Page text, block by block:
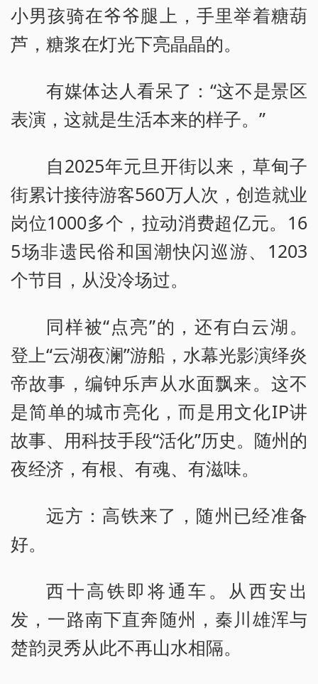
小男孩骑在爷爷腿上，手里举着糖葫
芦，糖浆在灯光下亮晶晶的。
有媒体达人看呆了：“这不是景区
表演，这就是生活本来的样子。”
自2025年元旦开街以来，草甸子
街累计接待游客560万人次，创造就业
岗位1000多个，拉动消费超亿元。16
5场非遗民俗和国潮快闪巡游、1203
个节目，从没冷场过。
同样被“点亮”的，还有白云湖。
登上“云湖夜澜”游船，水幕光影演绎炎
帝故事，编钟乐声从水面飘来。这不
是简单的城市亮化，而是用文化IP讲
故事、用科技手段“活化”历史。随州的
夜经济，有根、有魂、有滋味。
远方：高铁来了，随州已经准备
好。
西十高铁即将通车。从西安出
发，一路南下直奔随州，秦川雄浑与
楚韵灵秀从此不再山水相隔。